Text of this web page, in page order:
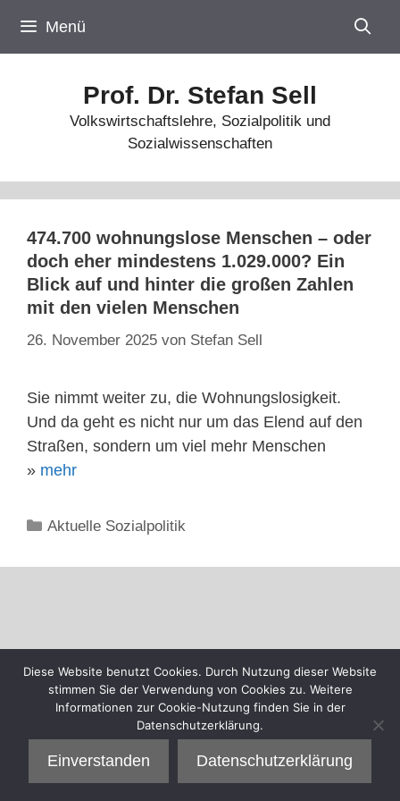
Inhalt
springen
Menü
Prof. Dr. Stefan Sell
Volkswirtschaftslehre, Sozialpolitik und
Sozialwissenschaften
474.700 wohnungslose Menschen – oder
doch eher mindestens 1.029.000? Ein
Blick auf und hinter die großen Zahlen
mit den vielen Menschen
26. November 2025 von Stefan Sell
Sie nimmt weiter zu, die Wohnungslosigkeit.
Und da geht es nicht nur um das Elend auf den
Straßen, sondern um viel mehr Menschen
» mehr
Kategorien
Aktuelle Sozialpolitik
Diese Website benutzt Cookies. Durch Nutzung dieser Website
stimmen Sie der Verwendung von Cookies zu. Weitere
Informationen zur Cookie-Nutzung finden Sie in der
Datenschutzerklärung.
Einverstanden Datenschutzerklärung